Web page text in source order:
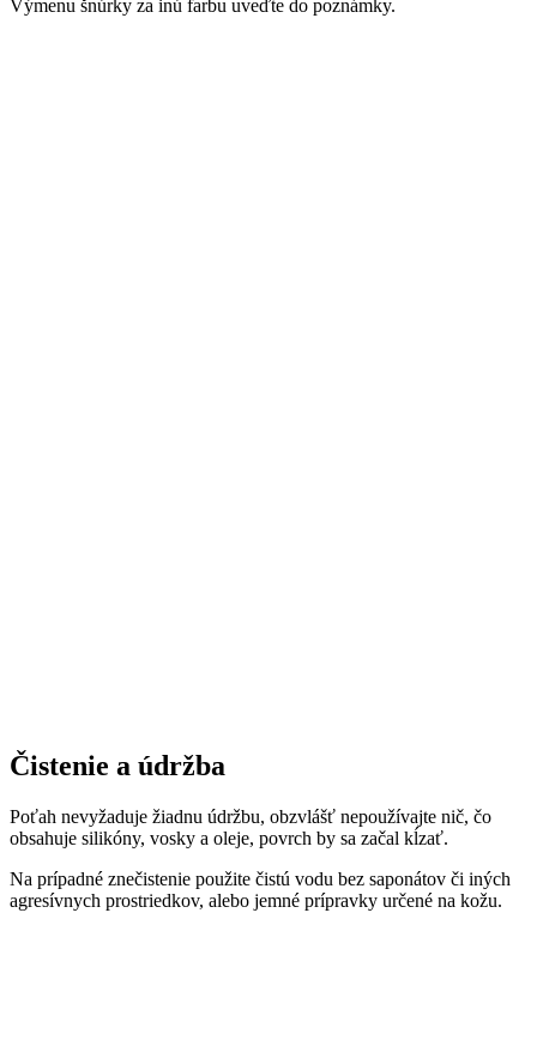
Výmenu šnúrky za inú farbu uveďte do poznámky.
Čistenie a údržba
Poťah nevyžaduje žiadnu údržbu, obzvlášť nepoužívajte nič, čo
obsahuje silikóny, vosky a oleje, povrch by sa začal kĺzať.
Na prípadné znečistenie použite čistú vodu bez saponátov či iných
agresívnych prostriedkov, alebo jemné prípravky určené na kožu.